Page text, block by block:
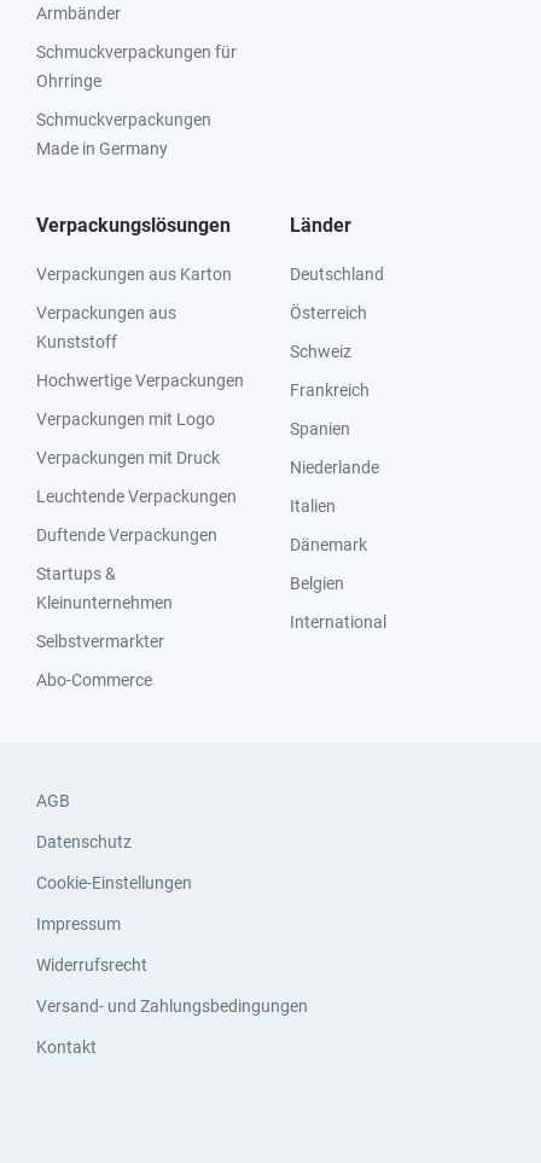
Armbänder
Schmuckverpackungen für
Ohrringe
Schmuckverpackungen
Made in Germany
Verpackungslösungen
Verpackungen aus Karton
Verpackungen aus
Kunststoff
Hochwertige Verpackungen
Verpackungen mit Logo
Verpackungen mit Druck
Leuchtende Verpackungen
Duftende Verpackungen
Startups &
Kleinunternehmen
Selbstvermarkter
Abo-Commerce
Länder
Deutschland
Österreich
Schweiz
Frankreich
Spanien
Niederlande
Italien
Dänemark
Belgien
International
AGB
Datenschutz
Cookie-Einstellungen
Impressum
Widerrufsrecht
Versand- und Zahlungsbedingungen
Kontakt